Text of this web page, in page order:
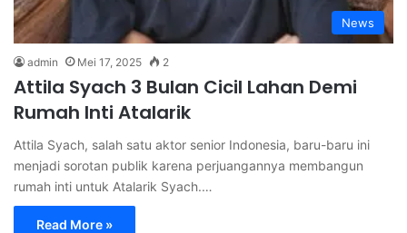
News
admin Mei 17, 2025 2
Attila Syach 3 Bulan Cicil Lahan Demi
Rumah Inti Atalarik
Attila Syach, salah satu aktor senior Indonesia, baru-baru ini
menjadi sorotan publik karena perjuangannya membangun
rumah inti untuk Atalarik Syach.…
Read More »